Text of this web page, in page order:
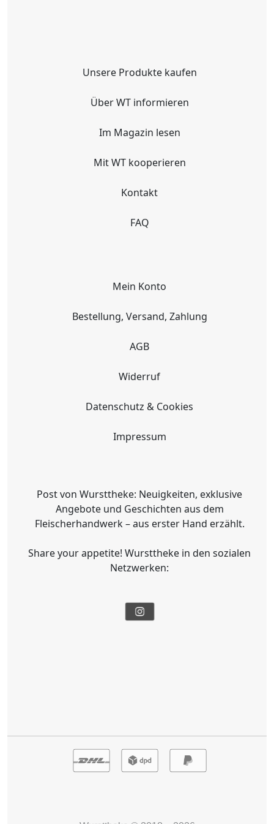
Unsere Produkte kaufen
Über WT informieren
Im Magazin lesen
Mit WT kooperieren
Kontakt
FAQ
Mein Konto
Bestellung, Versand, Zahlung
AGB
Widerruf
Datenschutz & Cookies
Impressum
Post von Wursttheke: Neuigkeiten, exklusive
Angebote und Geschichten aus dem
Fleischerhandwerk – aus erster Hand erzählt.
Share your appetite! Wursttheke in den sozialen
Netzwerken: